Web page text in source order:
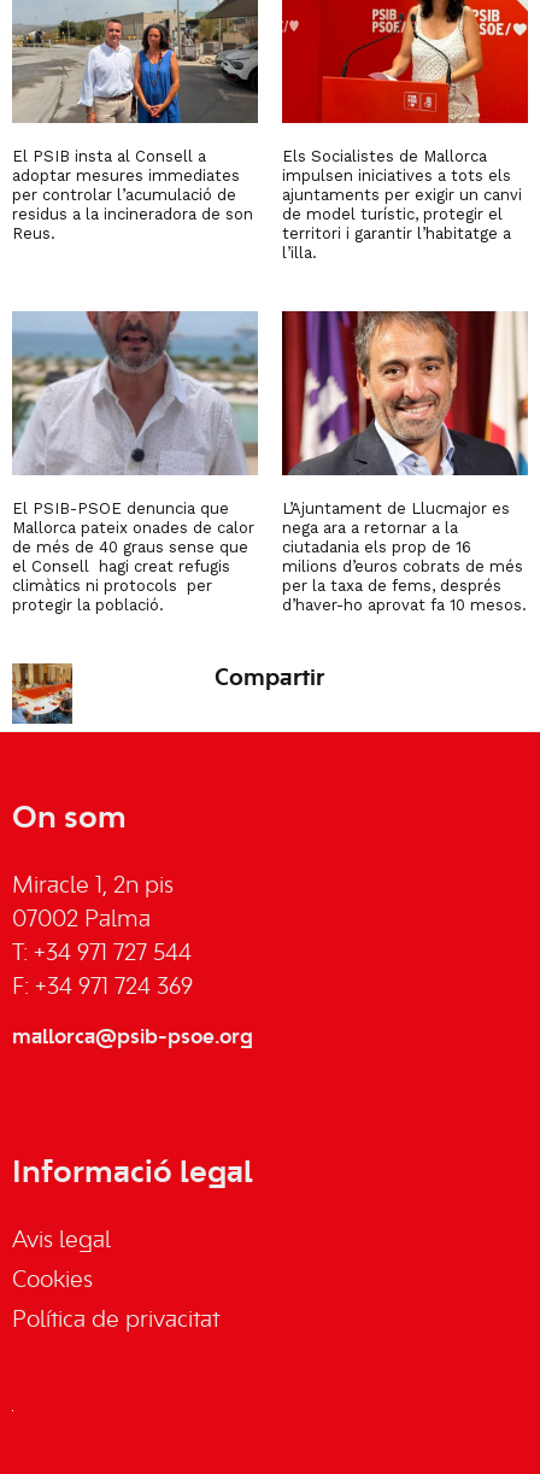
El PSIB insta al Consell a
adoptar mesures immediates
per controlar l’acumulació de
residus a la incineradora de son
Reus.
Els Socialistes de Mallorca
impulsen iniciatives a tots els
ajuntaments per exigir un canvi
de model turístic, protegir el
territori i garantir l’habitatge a
l’illa.
El PSIB-PSOE denuncia que
Mallorca pateix onades de calor
de més de 40 graus sense que
el Consell hagi creat refugis
climàtics ni protocols per
protegir la població.
L’Ajuntament de Llucmajor es
nega ara a retornar a la
ciutadania els prop de 16
milions d’euros cobrats de més
per la taxa de fems, després
d’haver-ho aprovat fa 10 mesos.
Compartir
On som
Miracle 1, 2n pis
07002 Palma
T: +34 971 727 544
F: +34 971 724 369
mallorca@psib-psoe.org
Informació legal
Avis legal
Cookies
Política de privacitat